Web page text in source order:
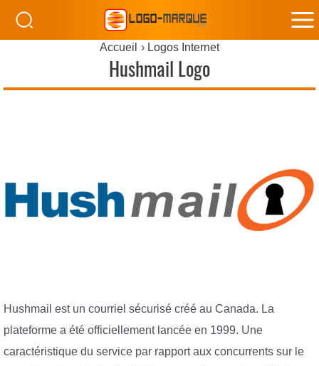
Accueil Logos Internet
Hushmail Logo
Hushmail est un courriel sécurisé créé au Canada. La
plateforme a été officiellement lancée en 1999. Une
caractéristique du service par rapport aux concurrents sur le